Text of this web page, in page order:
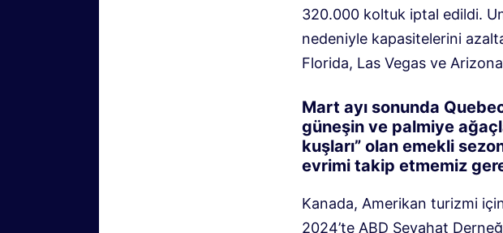
320.000 koltuk iptal edildi.
nedeniyle kapasitelerini
Florida, Las Vegas ve
Mart ayı sonunda
güneşin ve palmiye
kuşları” olan emekli
evrimi takip etmemiz
Kanada, Amerikan turizmi
2024’te ABD Seyahat